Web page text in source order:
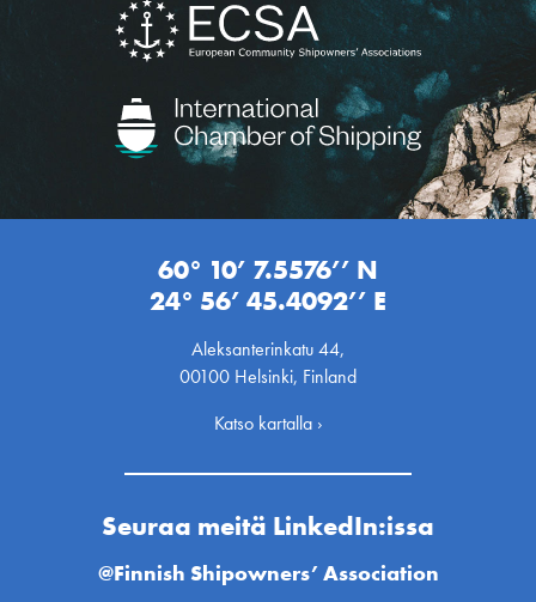
60° 10’ 7.5576’’ N
24° 56’ 45.4092’’ E
Aleksanterinkatu 44,
00100 Helsinki, Finland
Katso kartalla ›
Seuraa meitä LinkedIn:issa
@Finnish Shipowners’ Association